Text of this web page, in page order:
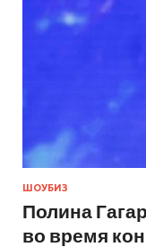
ШОУБИЗ
Полина
во время